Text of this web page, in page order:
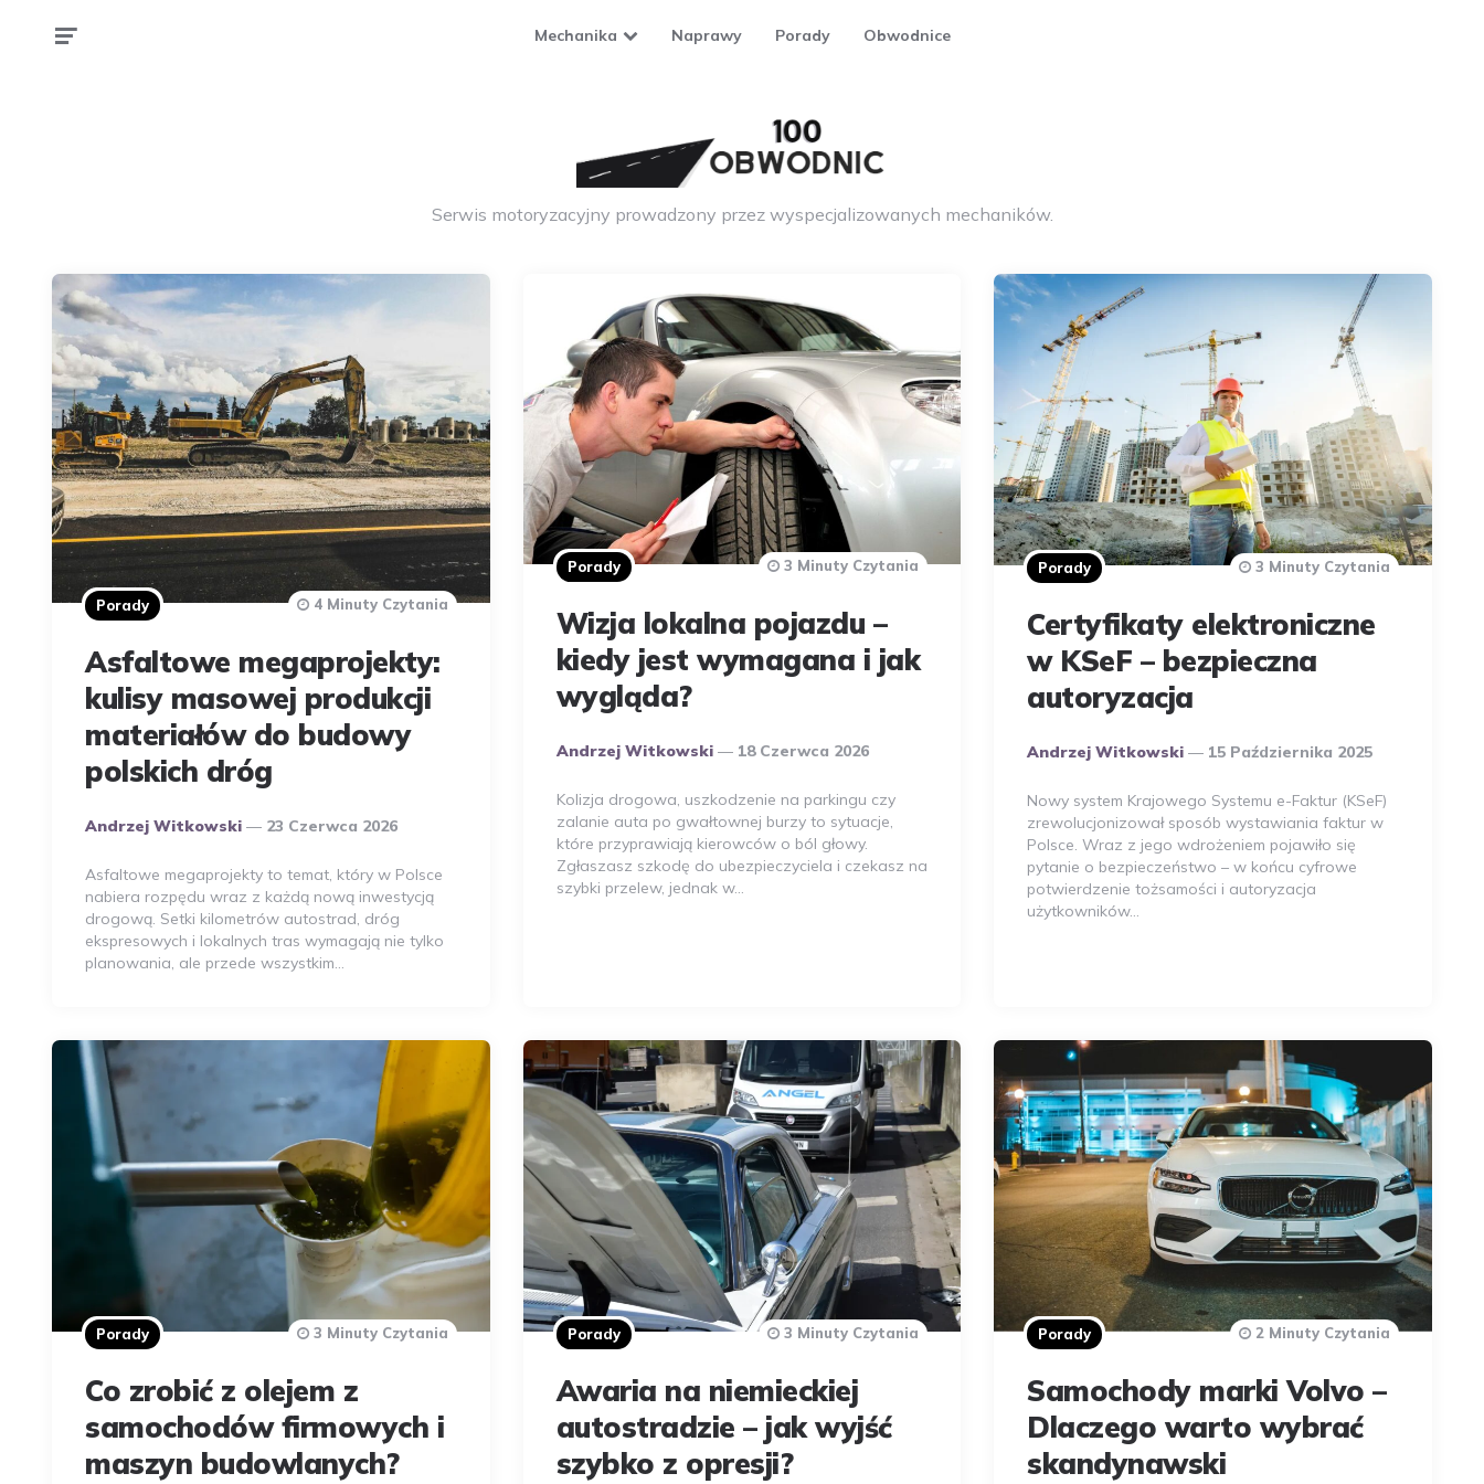
Mechanika Naprawy Porady Obwodnice
Serwis motoryzacyjny prowadzony przez wyspecjalizowanych mechaników.
Porady
Asfaltowe megaprojekty:
kulisy masowej produkcji
materiałów do budowy
polskich dróg
Opublikowany
Andrzej Witkowski 23 Czerwca 2026
4 Minuty Czytania
Asfaltowe megaprojekty to temat, który w Polsce
nabiera rozpędu wraz z każdą nową inwestycją
drogową. Setki kilometrów autostrad, dróg
ekspresowych i lokalnych tras wymagają nie tylko
planowania, ale przede wszystkim…
Porady
Wizja lokalna pojazdu –
kiedy jest wymagana i jak
wygląda?
Opublikowany
Andrzej Witkowski 18 Czerwca 2026
3 Minuty Czytania
Kolizja drogowa, uszkodzenie na parkingu czy
zalanie auta po gwałtownej burzy to sytuacje,
które przyprawiają kierowców o ból głowy.
Zgłaszasz szkodę do ubezpieczyciela i czekasz na
szybki przelew, jednak w…
Porady
Certyfikaty elektroniczne
w KSeF – bezpieczna
autoryzacja
Opublikowany
Andrzej Witkowski 15 Października 2025
3 Minuty Czytania
Nowy system Krajowego Systemu e-Faktur (KSeF)
zrewolucjonizował sposób wystawiania faktur w
Polsce. Wraz z jego wdrożeniem pojawiło się
pytanie o bezpieczeństwo – w końcu cyfrowe
potwierdzenie tożsamości i autoryzacja
użytkowników…
Porady
Co zrobić z olejem z
samochodów firmowych i
maszyn budowlanych?
3 Minuty Czytania Porady
Awaria na niemieckiej
autostradzie – jak wyjść
szybko z opresji?
3 Minuty Czytania Porady
Samochody marki Volvo –
Dlaczego warto wybrać
skandynawski
2 Minuty Czytania